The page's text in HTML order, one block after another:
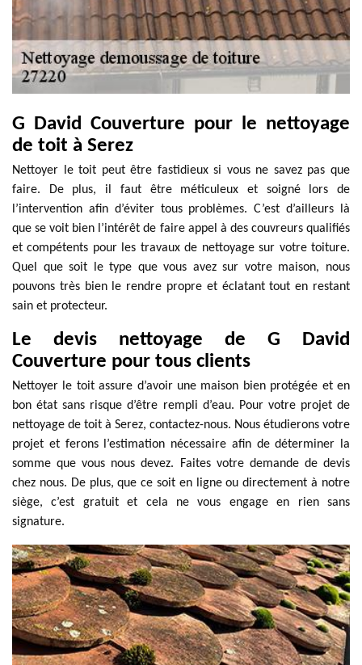
G David Couverture pour le nettoyage
de toit à Serez
Nettoyer le toit peut être fastidieux si vous ne savez pas que
faire. De plus, il faut être méticuleux et soigné lors de
l’intervention afin d’éviter tous problèmes. C’est d’ailleurs là
que se voit bien l’intérêt de faire appel à des couvreurs qualifiés
et compétents pour les travaux de nettoyage sur votre toiture.
Quel que soit le type que vous avez sur votre maison, nous
pouvons très bien le rendre propre et éclatant tout en restant
sain et protecteur.
Le devis nettoyage de G David
Couverture pour tous clients
Nettoyer le toit assure d’avoir une maison bien protégée et en
bon état sans risque d’être rempli d’eau. Pour votre projet de
nettoyage de toit à Serez, contactez-nous. Nous étudierons votre
projet et ferons l’estimation nécessaire afin de déterminer la
somme que vous nous devez. Faites votre demande de devis
chez nous. De plus, que ce soit en ligne ou directement à notre
siège, c’est gratuit et cela ne vous engage en rien sans
signature.